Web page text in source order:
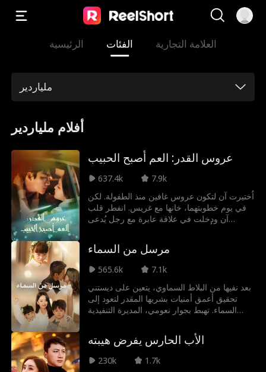
الرئيسية الفئات العلامة التجارية
ملياردير
أفلام ملياردير
عروس القدر: العم أصبح الحبيب
637.4k
7.9k
اُختيرت آن لتكون عروس غافين منذ الطفولة. لكن
في يوم خطوبتهما، خانها مع غريس. انفطر قلب
آن ودخلت في علاقة عابرة مع رجل يُدعى
لثلاث سنوات. لم تكن تعلم أن روبرت هو نفسه
أرمان، عم غافين! اعتقدت آن لسنوات أن غافين
هو من أنقذ حياتها، لتكتشف لاحقا أن أرمان هو
منقذها الحقيقي. في النهاية، يجمع الحب بين آن
مرسل من السماء
565.6k
7.1k
بعد نفيها من البلاط السماوي، يتعين على ديستني
تحقيق أعمق أمنيات بشريها المقدر لتعود إلى
السماء. تهبط بجوار نعومي، المديرة التنفيذية
السحر والحيل، تساعد في هزيمة المنافسين
وحماية نعومي. وبعد إتمام اختبارها، تصعد ديستني
للسماء لكنها تعود مجدداً، حيث جذبها الحنين
الأب الحارس يفرض هيبته
230k
1.7k